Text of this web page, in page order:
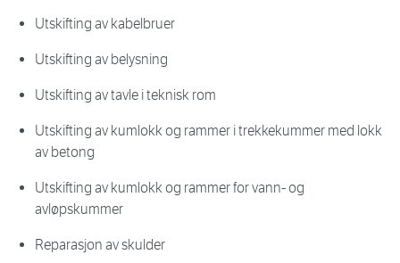
Utskifting av kabelbruer
Utskifting av belysning
Utskifting av tavle i teknisk rom
Utskifting av kumlokk og rammer i trekkekummer med lokk
av betong
Utskifting av kumlokk og rammer for vann- og
avløpskummer
Reparasjon av skulder